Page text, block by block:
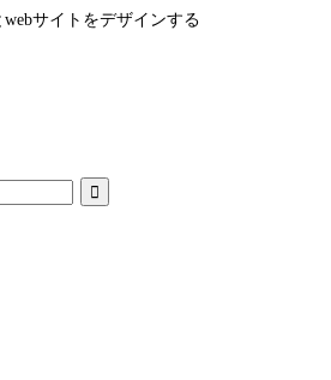
サイトをデザインする